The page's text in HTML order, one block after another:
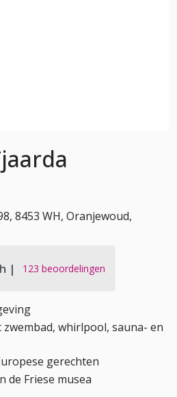
8453 WH, Oranjewoud,
123 beoordelingen
whirlpool, sauna- en
gerechten
de Friese musea